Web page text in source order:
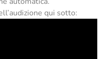
qui sotto: